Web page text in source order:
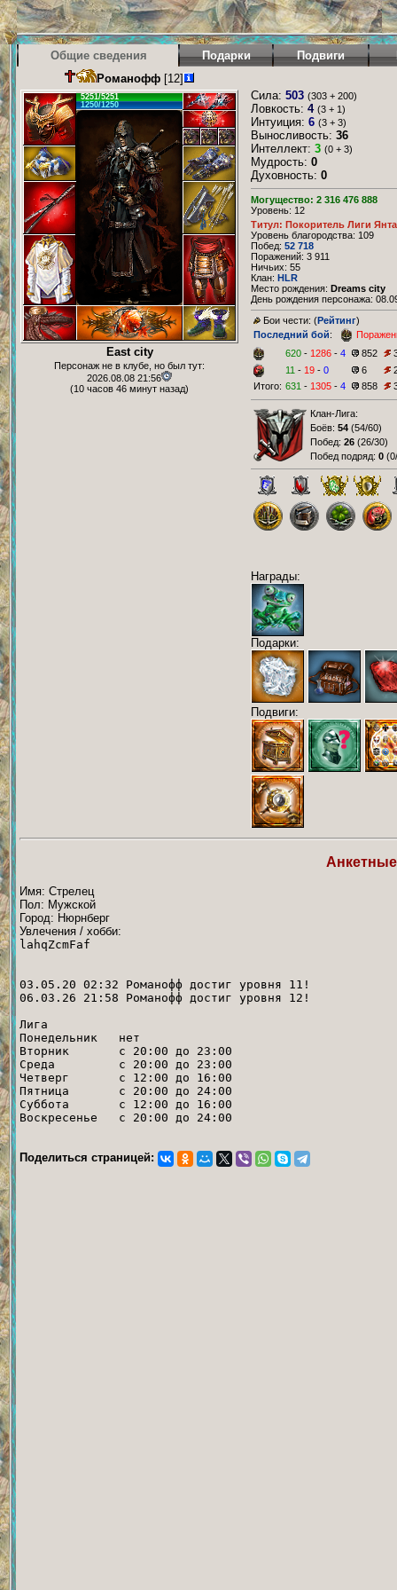
Общие сведения Подарки Подвиги
Романофф [12]
5251/5251
1250/1250
East city
Персонаж не в клубе, но был тут:
2026.08.08 21:56
(10 часов 46 минут назад)
Сила: 503 (303 + 200)
Ловкость: 4 (3 + 1)
Интуиция: 6 (3 + 3)
Выносливость: 36
Интеллект: 3 (0 + 3)
Мудрость: 0
Духовность: 0
Могущество: 2 316 476 888
Уровень: 12
Титул: Покоритель Лиги
Уровень благородства: 109
Побед: 52 718
Поражений: 3 911
Ничьих: 55
Клан: HLR
Место рождения: Dreams city
День рождения персонажа:
Бои чести: (Рейтинг)
Последний бой:
620 - 1286 - 4 852
11 - 19 - 0 6
Итого: 631 - 1305 - 4 858
Клан-Лига:
Боёв: 54 (54/60)
Побед: 26 (26/30)
Побед подряд: 0 (
Награды:
Подарки:
Подвиги:
Имя: Стрелец
Пол: Мужской
Город: Нюрнберг
Увлечения / хобби:
lahqZcmFaf
03.05.20 02:32 Романофф достиг уровня 11!
06.03.26 21:58 Романофф достиг уровня 12!
Лига
Понедельник нет
Вторник с 20:00 до 23:00
Среда с 20:00 до 23:00
Четверг с 12:00 до 16:00
Пятница с 20:00 до 24:00
Суббота с 12:00 до 16:00
Воскресенье с 20:00 до 24:00
Поделиться страницей: